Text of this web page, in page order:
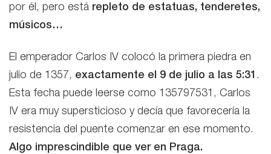
por él, pero está repleto de estatuas, tenderetes,
músicos…
El emperador Carlos IV colocó la primera piedra en
julio de 1357, exactamente el 9 de julio a las 5:31 .
Esta fecha puede leerse como 135797531, Carlos
IV era muy supersticioso y decía que favorecería la
resistencia del puente comenzar en ese momento.
Algo imprescindible que ver en Praga.